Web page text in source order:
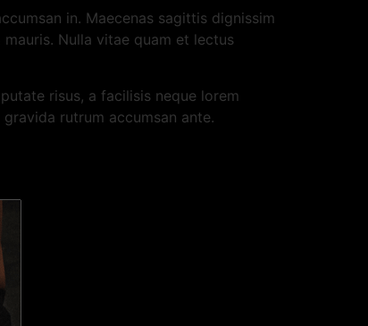
in. Maecenas sagittis dignissim
Nulla vitae quam et lectus
risus, a facilisis neque lorem
rutrum accumsan ante.